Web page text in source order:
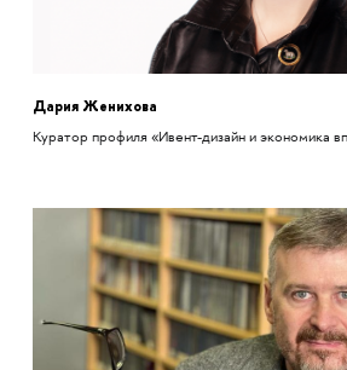
Дария Женихова
Куратор профиля «Ивент-дизайн и экономика